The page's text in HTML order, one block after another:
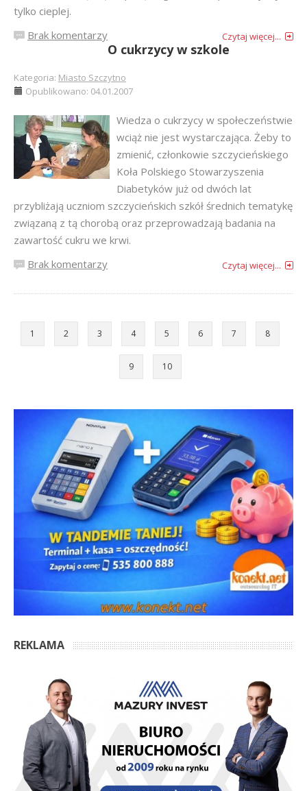
tylko cieplej.
Brak komentarzy
Czytaj więcej...
O cukrzycy w szkole
Kategoria: Miasto Szczytno
Opublikowano: 04.01.2007
Wiedza o cukrzycy w społeczeństwie
wciąż nie jest wystarczająca. Żeby to
zmienić, członkowie szczycieńskiego
Koła Polskiego Stowarzyszenia
Diabetyków już od dwóch lat
przybliżają uczniom szczycieńskich szkół średnich tematykę
związaną z tą chorobą oraz przeprowadzają badania na
zawartość cukru we krwi.
Brak komentarzy
Czytaj więcej...
1 2 3 4 5 6 7 8
9 10
REKLAMA